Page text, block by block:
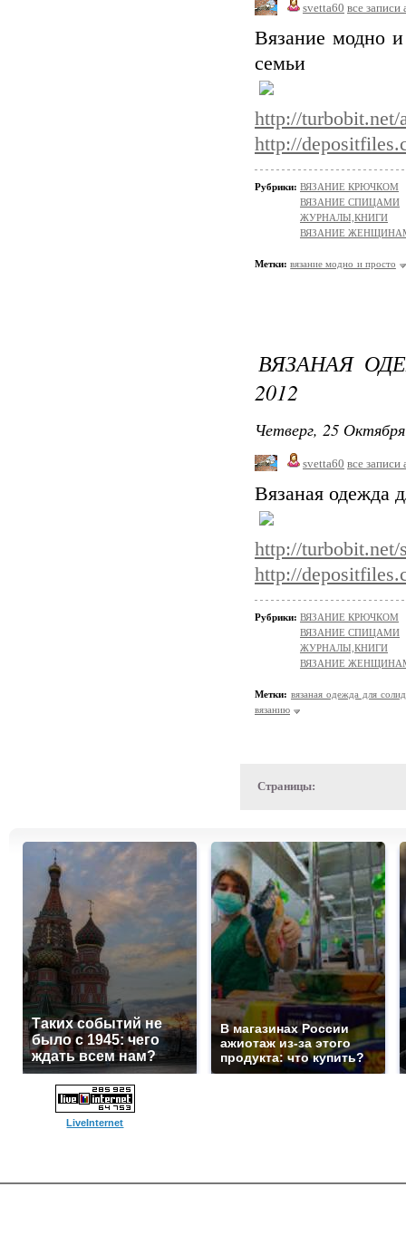
svetta60 все записи
Вязание модно
семьи
http://turbobit.net/
http://
Рубрики: ВЯЗАНИЕ КРЮЧКОМ
ВЯЗАНИЕ СПИЦАМИ
ЖУРНАЛЫ,КНИГИ
ВЯЗАНИЕ
Метки: вязание модно и просто
ВЯЗАНАЯ
2012
Четверг, 25
svetta60 все записи
Вязаная одежда
http://
http://
Рубрики: ВЯЗАНИЕ КРЮЧКОМ
ВЯЗАНИЕ СПИЦАМИ
ЖУРНАЛЫ,КНИГИ
ВЯЗАНИЕ
Метки: вязаная одежда для
вязанию
Страницы:
Таких событий не
было с 1945: чего
ждать всем нам?
В магазинах России
ажиотаж из-за этого
продукта: что купить?
LiveInternet